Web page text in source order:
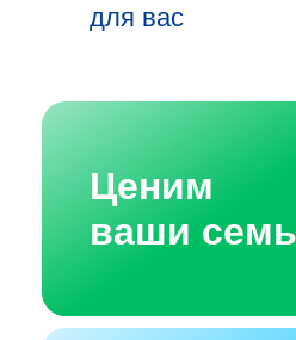
для вас
Ценим
ваши